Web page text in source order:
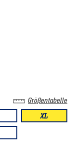
Größentabelle
XL